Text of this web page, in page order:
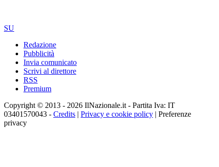
SU
Redazione
Pubblicità
Invia comunicato
Scrivi al direttore
RSS
Premium
Copyright © 2013 - 2026 IlNazionale.it - Partita Iva: IT
03401570043 - Credits | Privacy e cookie policy | Preferenze
privacy